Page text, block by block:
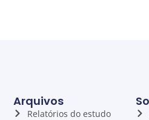
Arquivos
Relatórios do estudo